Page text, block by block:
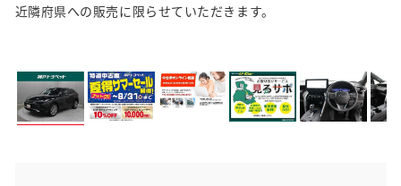
近隣府県への販売に限らせていただきます。